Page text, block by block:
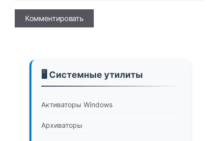
Имя
🖥️ Системные утилиты
Активаторы Windows
Архиваторы